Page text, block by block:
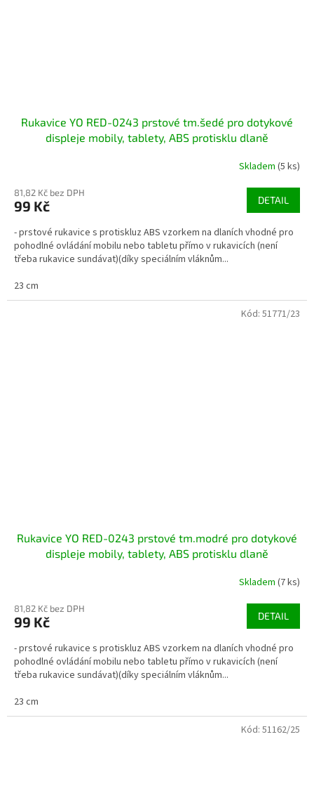
Rukavice YO RED-0243 prstové tm.šedé pro dotykové
displeje mobily, tablety, ABS protisklu dlaně
Skladem (5 ks)
81,82 Kč bez DPH
99 Kč DETAIL
- prstové rukavice s protiskluz ABS vzorkem na dlaních vhodné pro
pohodlné ovládání mobilu nebo tabletu přímo v rukavicích (není
třeba rukavice sundávat)(díky speciálním vláknům...
23 cm
Rukavice YO RED-0243 prstové tm.modré pro dotykové
displeje mobily, tablety, ABS protisklu dlaně
Skladem (7 ks)
81,82 Kč bez DPH
99 Kč DETAIL
- prstové rukavice s protiskluz ABS vzorkem na dlaních vhodné pro
pohodlné ovládání mobilu nebo tabletu přímo v rukavicích (není
třeba rukavice sundávat)(díky speciálním vláknům...
23 cm
Kód: 51771/23
Kód: 51162/25